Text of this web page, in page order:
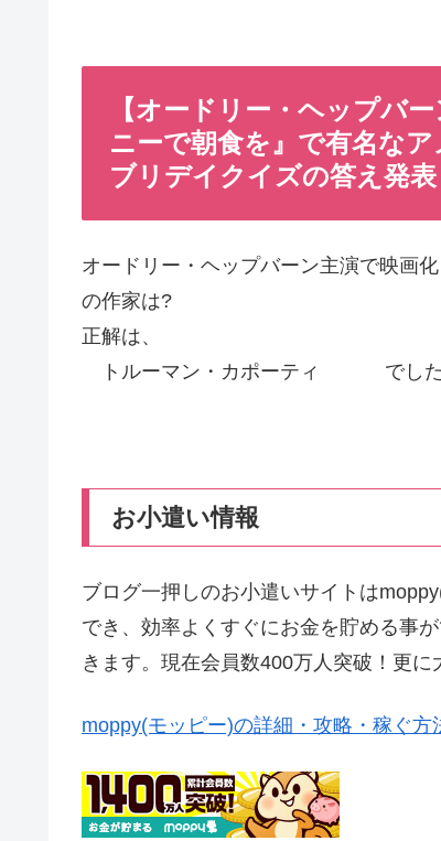
【オードリー・ヘップバ
ニーで朝食を』で有名な
ブリデイクイズの答え発表
オードリー・ヘップバーン主演で映画
の作家は?
正解は、
トルーマン・カポーティ でした
お小遣い情報
ブログ一押しのお小遣いサイトは
でき、効率よくすぐにお金を貯める事
きます。現在会員数400万人突破！更に
moppy(モッピー)の詳細・攻略・稼ぐ方